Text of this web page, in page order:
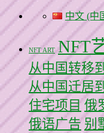
享
中文 (中
NFT ART NFT
从中国转移
从中国迁居
住宅项目 俄
俄语广告 别